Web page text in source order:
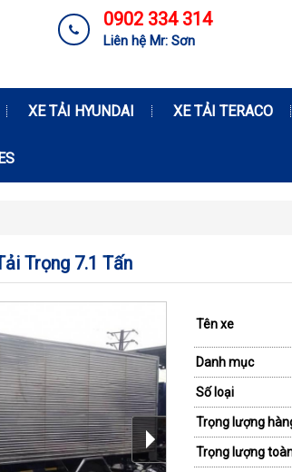
0902 334 314
Liên hệ Mr: Sơn
XE TẢI HYUNDAI XE TẢI TERACO
Trọng 7.1 Tấn
Tên xe
Danh mục
Số loại
Trọng lượng
Trọng lượng